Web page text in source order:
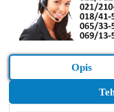
Opis